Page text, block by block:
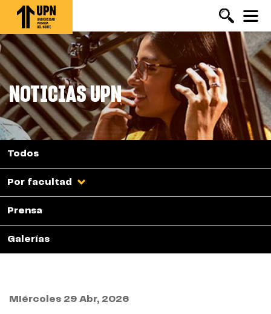
Pasar
contenido
principal
NOTICIAS UPN
Todos
Por facultad
Prensa
Galerías
Miércoles 29 Abr, 2026